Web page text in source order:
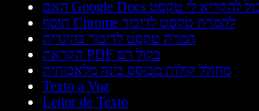
תוסף Chrome להמרת טקסט לדיבור
המרת טקסט לדיבור בהינדית
הקראת PDF בקול רם
מחולל קולות מבוסס בינה מלאכותית
Texto a Voz
Leitor de Texto